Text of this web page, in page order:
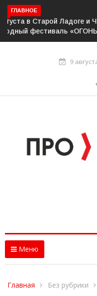
ГЛАВНОЕ
Александр Дрозденко
руководителями
9
Меню
Главная Без рубрики